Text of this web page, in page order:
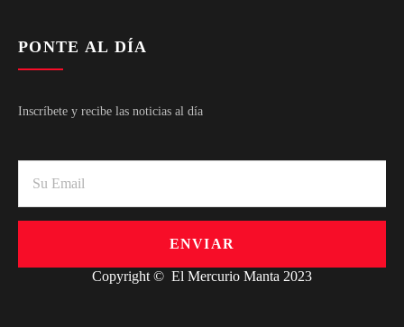
PONTE AL DÍA
Inscríbete y recibe las noticias al día
ENVIAR
Copyright © El Mercurio Manta 2023